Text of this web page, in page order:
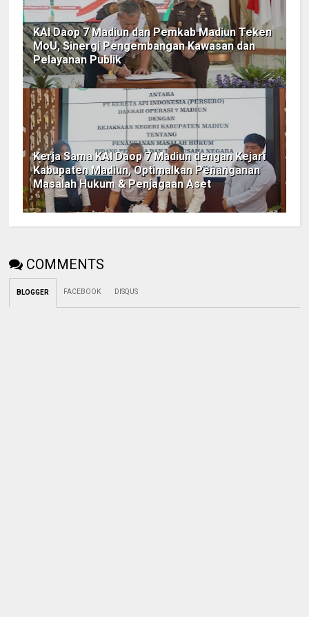
KAI Daop 7 Madiun dan Pemkab Madiun Teken
MoU, Sinergi Pengembangan Kawasan dan
Pelayanan Publik
Kerja Sama KAI Daop 7 Madiun dengan Kejari
Kabupaten Madiun, Optimalkan Penanganan
Masalah Hukum & Penjagaan Aset
COMMENTS
BLOGGER FACEBOOK DISQUS